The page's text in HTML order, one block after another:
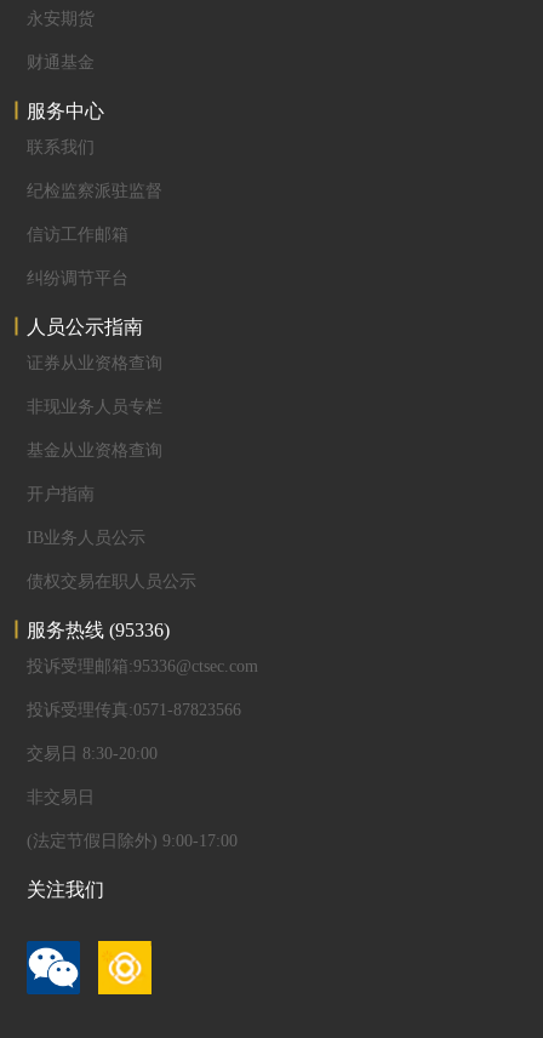
永安期货
财通基金
服务中心
联系我们
纪检监察派驻监督
信访工作邮箱
纠纷调节平台
人员公示指南
证券从业资格查询
非现业务人员专栏
基金从业资格查询
开户指南
IB业务人员公示
债权交易在职人员公示
服务热线(95336)
投诉受理邮箱:95336@ctsec.com
投诉受理传真:0571-87823566
交易日 8:30-20:00
非交易日
(法定节假日除外) 9:00-17:00
关注我们